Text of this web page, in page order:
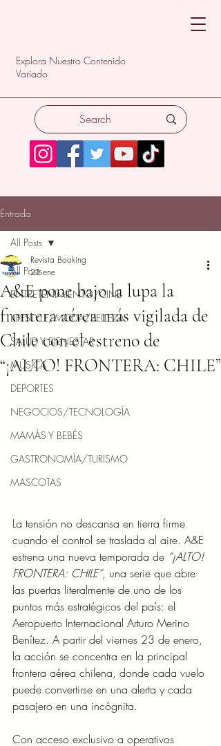
Explora Nuestro Contenido
Variado
Entrada
All Posts
ENTRETENIMIENTO/CINE
LIFESTYLE/MODA/BELLEZA
SALUD Y BIENESTAR
MÚSICA
DEPORTES
NEGOCIOS/TECNOLOGÍA
MAMÁS Y BEBÉS
GASTRONOMÍA/TURISMO
MASCOTAS
All Posts
A&E pone bajo la lupa la
frontera aérea más vigilada de
Chile con el estreno de
“¡ALTO! FRONTERA: CHILE”
Revista Booking
23 ene
La tensión no descansa en tierra firme
cuando el control se traslada al aire. A&E
estrena una nueva temporada de “¡ALTO!
FRONTERA: CHILE”, una serie que abre
las puertas literalmente de uno de los
puntos más estratégicos del país: el
Aeropuerto Internacional Arturo Merino
Benítez. A partir del viernes 23 de enero,
la acción se concentra en la principal
frontera aérea chilena, donde cada vuelo
puede convertirse en una alerta y cada
pasajero en una incógnita.
Con acceso exclusivo a operativos